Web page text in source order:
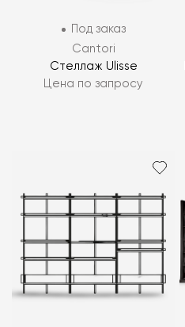
Под заказ
Cantori
Стеллаж Ulisse
Цена по запросу